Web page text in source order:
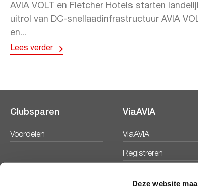
Deze website
AVIA VOLT en Fletcher Hotels starten
uitrol van DC-snellaadinfrastructuur AVIA
en...
Lees verder
Clubsparen
Voordelen
ViaAVIA
ViaAVIA
Registreren